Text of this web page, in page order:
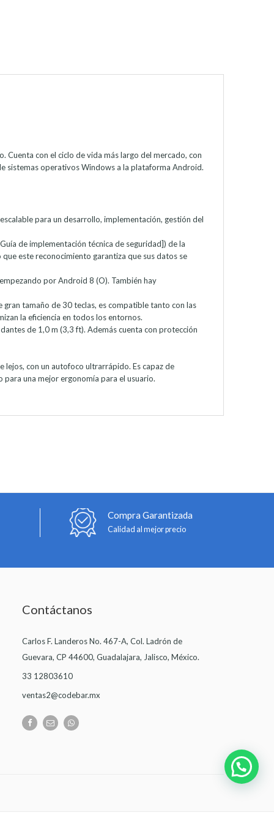
con el ciclo de vida más largo del mercado, con
sistemas operativos Windows a la plataforma Android.
para un desarrollo, implementación, gestión del
de implementación técnica de seguridad]) de la
este reconocimiento garantiza que sus datos se
por Android 8 (O). También hay
tamaño de 30 teclas, es compatible tanto con las
la eficiencia en todos los entornos.
de 1,0 m (3,3 ft). Además cuenta con protección
lejos, con un autofoco ultrarrápido. Es capaz de
una mejor ergonomía para el usuario.
Compra Garantizada
Calidad al mejor precio
Contáctanos
Carlos F. Landeros No. 467-A, Col. Ladrón de
Guevara, CP 44600, Guadalajara, Jalisco, México.
33 12803610
ventas2@codebar.mx